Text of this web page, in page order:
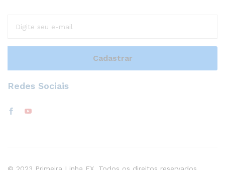
Redes Sociais
© 2023 Primeira Linha FX. Todos os direitos reservados.